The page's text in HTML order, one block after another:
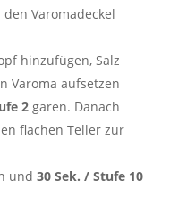
Varomadeckel
hinzufügen, Salz
Varoma aufsetzen
2 garen. Danach
flachen Teller zur
und30 Sek. / Stufe 10